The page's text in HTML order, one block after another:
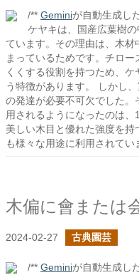
/** Geminiが自動生成し
ケヤキは、国産広葉樹
ています。その理由は、木
まっているためです。チロ
くくする役割を持つため、
う特徴があります。 しかし
の発達が必要不可欠でした。
用されるようになったのは、
美しい木目と優れた強度を
も様々な用途に利用されてい
木偏に會または
2024-02-27 古典園芸
/** Geminiが自動生成し